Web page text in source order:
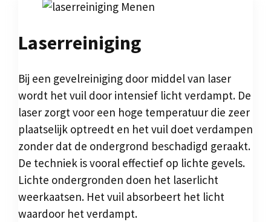
Laserreiniging
Bij een gevelreiniging door middel van laser
wordt het vuil door intensief licht verdampt. De
laser zorgt voor een hoge temperatuur die zeer
plaatselijk optreedt en het vuil doet verdampen
zonder dat de ondergrond beschadigd geraakt.
De techniek is vooral effectief op lichte gevels.
Lichte ondergronden doen het laserlicht
weerkaatsen. Het vuil absorbeert het licht
waardoor het verdampt.